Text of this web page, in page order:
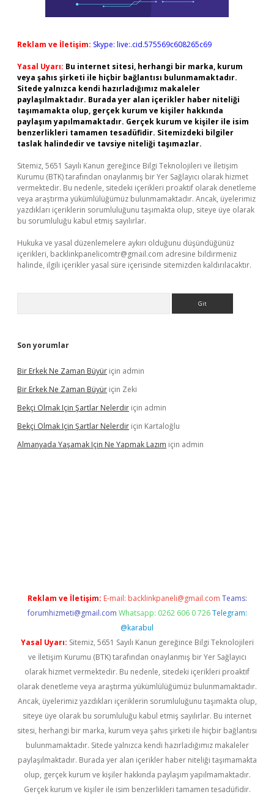
Reklam ve İletişim: Skype: live:.cid.575569c608265c69
Yasal Uyarı: Bu internet sitesi, herhangi bir marka, kurum
veya şahıs şirketi ile hiçbir bağlantısı bulunmamaktadır.
Sitede yalnızca kendi hazırladığımız makaleler
paylaşılmaktadır. Burada yer alan içerikler haber niteliği
taşımamakta olup, gerçek kurum ve kişiler hakkında
paylaşım yapılmamaktadır. Gerçek kurum ve kişiler ile isim
benzerlikleri tamamen tesadüfidir. Sitemizdeki bilgiler
taslak halindedir ve tavsiye niteliği taşımazlar.
Sitemiz, 5651 Sayılı Kanun gereğince Bilgi Teknolojileri ve İletişim
Kurumu (BTK) tarafından onaylanmış bir Yer Sağlayıcı olarak hizmet
vermektedir. Bu nedenle, sitedeki içerikleri proaktif olarak denetleme
veya araştırma yükümlülüğümüz bulunmamaktadır. Ancak, üyelerimiz
yazdıkları içeriklerin sorumluluğunu taşımakta olup, siteye üye olarak
bu sorumluluğu kabul etmiş sayılırlar.
Hukuka ve yasal düzenlemelere aykırı olduğunu düşündüğünüz
içerikleri, backlinkpanelicomtr@gmail.com adresine bildirmeniz
halinde, ilgili içerikler yasal süre içerisinde sitemizden kaldırılacaktır.
Son yorumlar
Bir Erkek Ne Zaman Büyür için admin
Bir Erkek Ne Zaman Büyür için Zeki
Bekçi Olmak Için Şartlar Nelerdir için admin
Bekçi Olmak Için Şartlar Nelerdir için Kartaloğlu
Almanyada Yaşamak Için Ne Yapmak Lazım için admin
Reklam ve İletişim: E-mail: backlinkpaneli@gmail.com Teams:
forumhizmeti@gmail.com Whatsapp: 0262 606 0 726 Telegram:
@karabul
Yasal Uyarı: Sitemiz, 5651 Sayılı Kanun gereğince Bilgi Teknolojileri
ve İletişim Kurumu (BTK) tarafından onaylanmış bir Yer Sağlayıcı
olarak hizmet vermektedir. Bu nedenle, sitedeki içerikleri proaktif
olarak denetleme veya araştırma yükümlülüğümüz bulunmamaktadır.
Ancak, üyelerimiz yazdıkları içeriklerin sorumluluğunu taşımakta olup,
siteye üye olarak bu sorumluluğu kabul etmiş sayılırlar. Bu internet
sitesi, herhangi bir marka, kurum veya şahıs şirketi ile hiçbir bağlantısı
bulunmamaktadır. Sitede yalnızca kendi hazırladığımız makaleler
paylaşılmaktadır. Burada yer alan içerikler haber niteliği taşımamakta
olup, gerçek kurum ve kişiler hakkında paylaşım yapılmamaktadır.
Gerçek kurum ve kişiler ile isim benzerlikleri tamamen tesadüfidir.